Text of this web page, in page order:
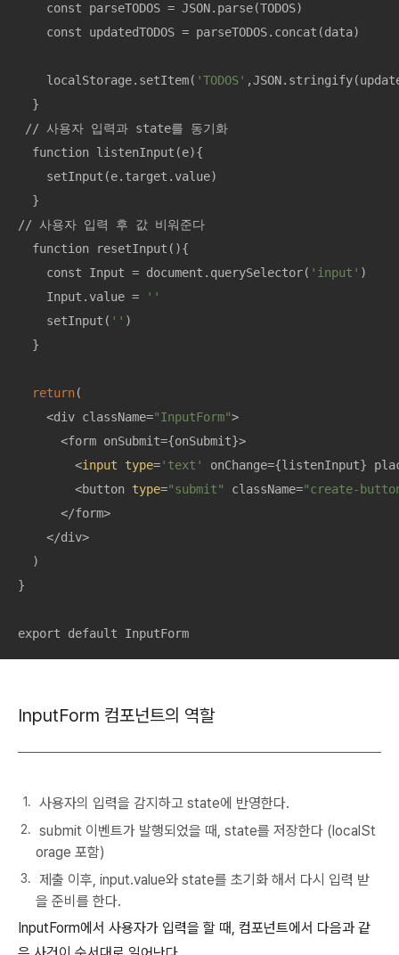
    const parseTODOS = JSON.parse(TODOS)
    const updatedTODOS = parseTODOS.concat(data)
    localStorage.setItem(
'TODOS'
  }
// 사용자 입력과 state를 동기화
  function listenInput(e){
    setInput(e.target.value)
  }
// 사용자 입력 후 값 비워준다
  function resetInput(){
    const Input = document.querySelector(
'input' )
    Input.value =
''
    setInput(
'' )
  }
return(
    <div className=
"InputForm">
      <form onSubmit={onSubmit}>
        <
input type='text'
onChange={listenInput}
        <button
type="submit" className="create-
      </form>
    </div>
  )
}
export default InputForm
InputForm 컴포넌트의 역할
사용자의 입력을 감지하고 state에 반영한다.
submit 이벤트가 발행되었을 때, state를 저장한다 (localSt
orage 포함)
제출 이후, input.value와 state를 초기화 해서 다시 입력 받
을 준비를 한다.
InputForm에서 사용자가 입력을 할 때, 컴포넌트에서 다음과 같